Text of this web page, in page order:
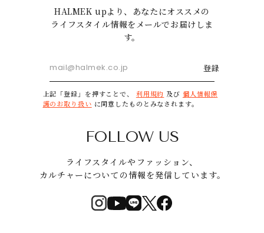
HALMEK upより、あなたにオススメの
ライフスタイル情報をメールでお届けしま
す。
登録
上記「登録」を押すことで、 利用規約 及び 個人情報保
護のお取り扱い に同意したものとみなされます。
FOLLOW US
ライフスタイルやファッション、
カルチャーについての情報を発信しています。